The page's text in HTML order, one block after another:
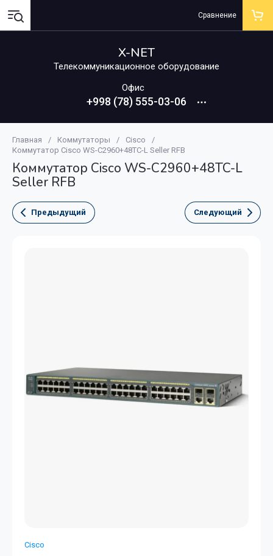
X-NET
Телекоммуникационное оборудование
Офис
+998 (78) 555-03-06
Сравнение
Главная / Коммутаторы / Cisco
/
Коммутатор Cisco WS-C2960+48TC-L Seller RFB
Коммутатор Cisco WS-C2960+48TC-L
Seller RFB
Предыдущий Следующий
Cisco